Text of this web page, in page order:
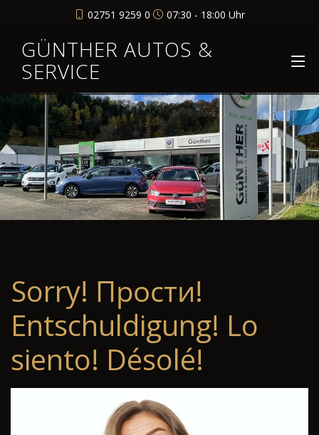
02751 9259 0 07:30 - 18:00 Uhr
GÜNTHER AUTOS &
SERVICE
Sorry! Прости!
Entschuldigung! Lo
siento! Désolé!